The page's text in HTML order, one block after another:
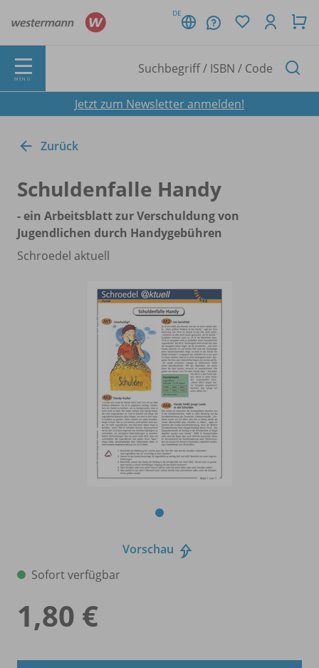
DE
MENÜ
Jetzt zum Newsletter anmelden!
Zurück
Schuldenfalle Handy
- ein Arbeitsblatt zur Verschuldung von
Jugendlichen durch Handygebühren
Schroedel aktuell
Vorschau
Sofort verfügbar
1,80 €